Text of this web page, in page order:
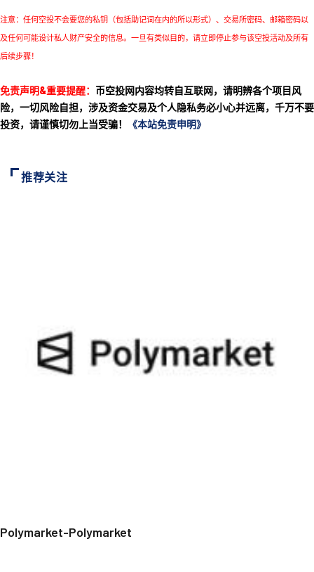
注意：任何空投不会要您的私钥（包括助记词在内的所以形式）、交易所密码、邮箱密码以
及任何可能设计私人财产安全的信息。一旦有类似目的，请立即停止参与该空投活动及所有
后续步骤！
免责声明&重要提醒： 币空投网内容均转自互联网，请明辨各个项目风
险，一切风险自担，涉及资金交易及个人隐私务必小心并远离，千万不要
投资，请谨慎切勿上当受骗！
《本站免责申明》
推荐关注
Polymarket-Polymarket